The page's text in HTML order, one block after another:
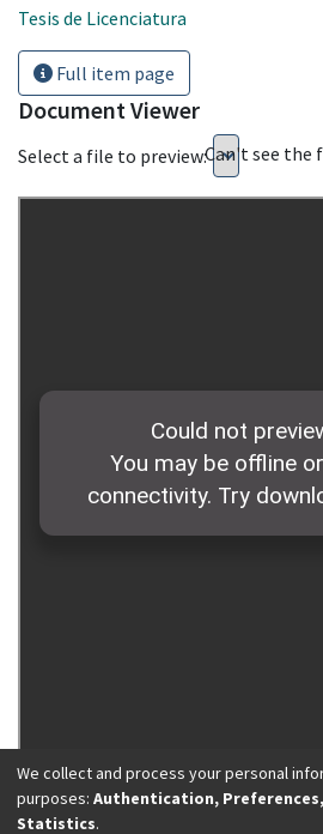
Tesis de Licenciatura
Full item page
Document Viewer
Select a file to preview:Can't see the
We collect and process your personal
purposes: Authentication,
Statistics.